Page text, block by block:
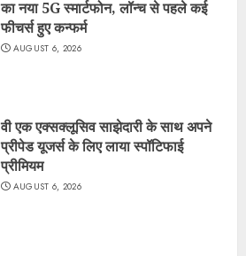
का नया 5G स्मार्टफोन, लॉन्च से पहले कई
फीचर्स हुए कन्फर्म
AUGUST 6, 2026
वी एक एक्सक्लूसिव साझेदारी के साथ अपने
प्रीपेड यूजर्स के लिए लाया स्पॉटिफाई
प्रीमियम
AUGUST 6, 2026